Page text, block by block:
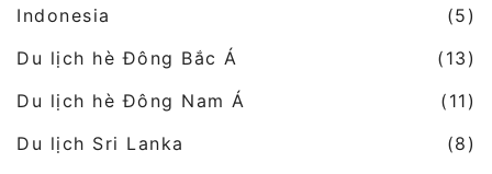
Indonesia
(5)
Du lịch hè Đông Bắc Á
(13)
Du lịch hè Đông Nam Á
(11)
Du lịch Sri Lanka
(8)